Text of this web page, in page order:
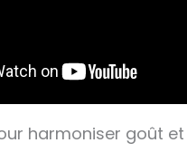
harmoniser goût